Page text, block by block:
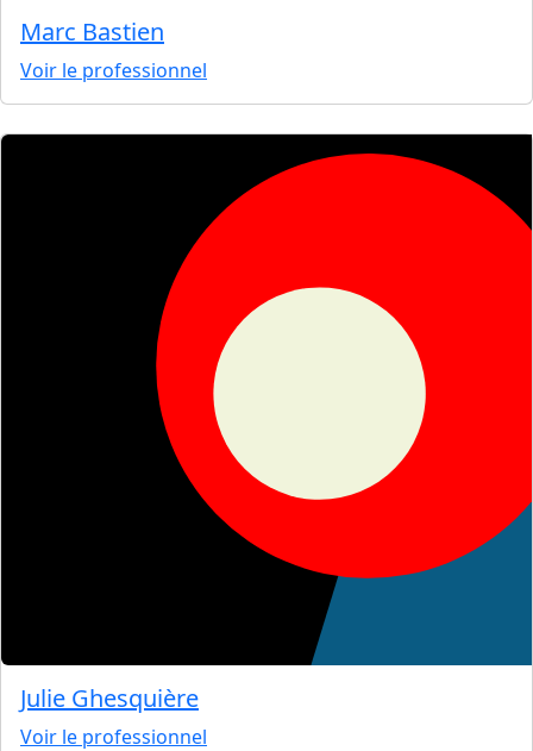
Marc Bastien
Voir le professionnel
Julie Ghesquière
Voir le professionnel